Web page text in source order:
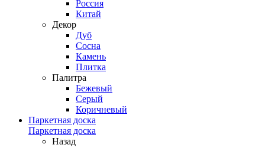
Россия
Китай
Декор
Дуб
Сосна
Камень
Плитка
Палитра
Бежевый
Серый
Коричневый
Паркетная доска
Паркетная доска
Назад